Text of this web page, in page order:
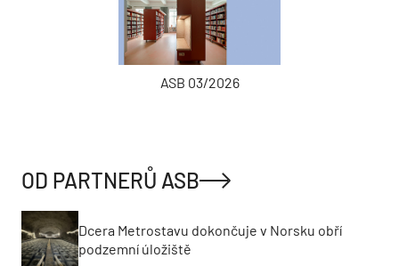
ASB 03/2026
OD PARTNERŮ ASB
Dcera Metrostavu dokončuje v Norsku obří
podzemní úložiště